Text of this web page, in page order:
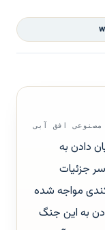
افق آبی
دادن به
سر جزئیات
مواجه شده
به این جنگ